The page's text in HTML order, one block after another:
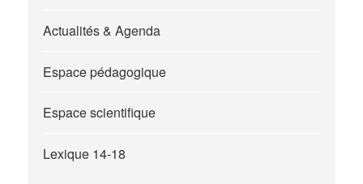
Actualités & Agenda
Espace pédagogique
Espace scientifique
Lexique 14-18